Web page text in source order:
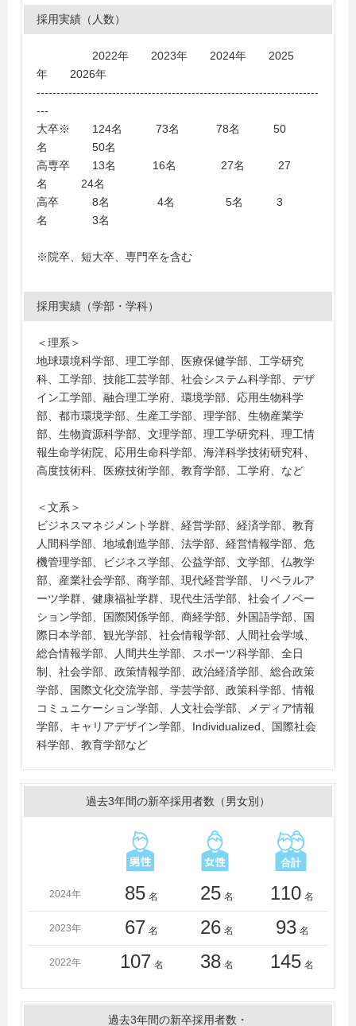
学習院女子大学、学習院大学、関東学院大学、久留米大
学、近畿大学、金沢大学、駒澤大学、工学院大学、国士
妻女子大学、大正大学、大東文化大学、拓殖大学、中央
京医療保健大学、東京家政学院大学、東京経済大学、東
学、東邦大学、東北公益文科大学、東洋学園大学、東洋
学、武蔵大学、武蔵野大学、ものつくり大学、法政大
学、明治学院大学、明治大学、明星大学、立教大学、立
Concordia University Ann Arbor Michigan
【採用実績（高専）】
秋田工業高等専門学校、阿南工業高等専門学校、有明工
業高等専門学校、石川工業高等専門学校、一関工業高等
専門学校、宇部工業高等専門学校、大分工業高等専門学
校、小山工業高等専門学校、香川高等専門学校、香川高
等専門学校（高松）、鹿児島工業高等専門学校、木更津
工業高等専門学校、近畿大学工業高等専門学校、釧路工
業高等専門学校、久留米工業高等専門学校、群馬工業高
門学校、佐世保工業高等専門学校、サレジオ工業高等専
門学校、仙台高等専門学校、仙台高等専門学校 、鶴岡工
業高等専門学校、東京都荒川産業技術高等専門学校、東
京都立産業技術高等専門学校、東京都立産業技術高等専
門学校 荒川キャンパス、東京都立産業技術高等専門学校
品川キャンパス、鳥羽商船高等専門学校、長岡工業高等
専門学校、函館工業高等専門学校、八戸工業高等専門学
校、富山高等専門学校、福井工業高等専門学校、福島工
業高等専門学校、福島工業高等専門学校 、松江工業高等
専門学校 、都城工業高等専門学校、米子工業高等専門学
校
採用実績（人数）
2022年 2023年 2024年 2025
年 2026年
-----------------------------------------------------------------------
---
大卒※ 124名 73名 78名 50
名 50名
高専卒 13名 16名 27名 27
名 24名
高卒 8名 4名 5名 3
名 3名
※院卒、短大卒、専門卒を含む
採用実績（学部・学科）
＜理系＞
地球環境科学部、理工学部、医療保健学部、工学研究
科、工学部、技能工芸学部、社会システム科学部、デザ
イン工学部、融合理工学府、環境学部、応用生物科学
部、都市環境学部、生産工学部、理学部、生物産業学
部、生物資源科学部、文理学部、理工学研究科、理工情
報生命学術院、応用生命科学部、海洋科学技術研究科、
高度技術科、医療技術学部、教育学部、工学府、など
＜文系＞
ビジネスマネジメント学群、経営学部、経済学部、教育
人間科学部、地域創造学部、法学部、経営情報学部、危
機管理学部、ビジネス学部、公益学部、文学部、仏教学
部、産業社会学部、商学部、現代経営学部、リベラルア
ーツ学群、健康福祉学群、現代生活学部、社会イノベー
ション学部、国際関係学部、商経学部、外国語学部、国
際日本学部、観光学部、社会情報学部、人間社会学域、
総合情報学部、人間共生学部、スポーツ科学部、全日
制、社会学部、政策情報学部、政治経済学部、総合政策
学部、国際文化交流学部、学芸学部、政策科学部、情報
コミュニケーション学部、人文社会学部、メディア情報
学部、キャリアデザイン学部、Individualized、国際社会
科学部、教育学部など
過去3年間の新卒採用者数（男女別）
2024年 85 名 25 名 110 名
2023年 67 名 26 名 93 名
2022年 107 名 38 名 145 名
過去3年間の新卒採用者数・